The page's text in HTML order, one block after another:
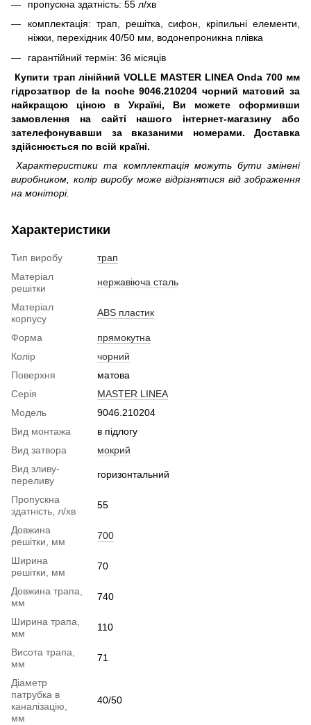
пропускна здатність: 55 л/хв
комплектація: трап, решітка, сифон, кріпильні елементи,
ніжки, перехідник 40/50 мм, водонепроникна плівка
гарантійний термін: 36 місяців
Купити трап лінійний VOLLE MASTER LINEA Onda 700 мм
гідрозатвор de la noche 9046.210204 чорний матовий за
найкращою ціною в Україні, Ви можете оформивши
замовлення на сайті нашого інтернет-магазину або
зателефонувавши за вказаними номерами. Доставка
здійснюється по всій країні.
Характеристики та комплектація можуть бути змінені
виробником, колір виробу може відрізнятися від зображення
на моніторі.
Характеристики
Тип виробу
трап
Матеріал
решітки
нержавіюча сталь
Матеріал
корпусу
ABS пластик
Форма
прямокутна
Колір
чорний
Поверхня
матова
Серія
MASTER LINEA
Модель
9046.210204
Вид монтажа
в підлогу
Вид затвора
мокрий
Вид зливу-
переливу
горизонтальний
Пропускна
здатність, л/хв
55
Довжина
решітки, мм
700
Ширина
решітки, мм
70
Довжина трапа,
мм
740
Ширина трапа,
мм
110
Висота трапа,
мм
71
Діаметр
патрубка в
каналізацію,
мм
40/50